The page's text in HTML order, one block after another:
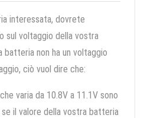
interessata, dovrete
sul voltaggio della vostra
non ha un voltaggio
ciò vuol dire che:
varia da 10.8V a 11.1V sono
il valore della vostra batteria